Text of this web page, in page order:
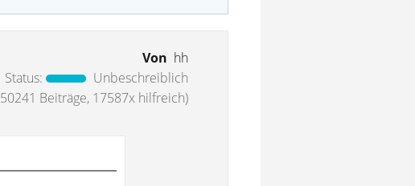
Von hh
Status:
Unbeschreiblich
Beiträge, 17587x hilfreich)